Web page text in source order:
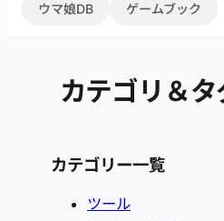
ウマ娘DB ゲームブック
カテゴリ＆
カテゴリー一覧
ツール